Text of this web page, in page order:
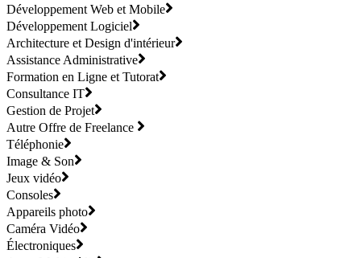
Développement Web et Mobile
Développement Logiciel
Architecture et Design d'intérieur
Assistance Administrative
Formation en Ligne et Tutorat
Consultance IT
Gestion de Projet
Autre Offre de Freelance
Téléphonie
Image & Son
Jeux vidéo
Consoles
Appareils photo
Caméra Vidéo
Électroniques